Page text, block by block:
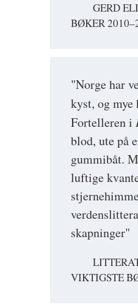
GERD
BØKER
"Norge har
kyst, og mye
Fortelleren i
blod, ute på
gummibåt.
luftige
skapninger"
VIKTIGSTE